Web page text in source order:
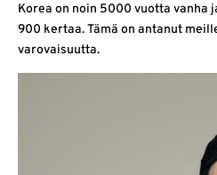
Korea on noin 5000 vuotta vanha
900 kertaa. Tämä on antanut
varovaisuutta.